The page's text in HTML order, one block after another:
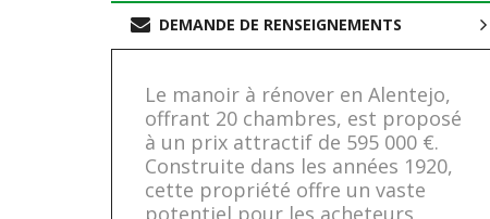
DEMANDE DE RENSEIGNEMENTS
Le manoir à rénover en Alentejo,
offrant 20 chambres, est proposé
à un prix attractif de 595 000 €.
Construite dans les années 1920,
cette propriété offre un vaste